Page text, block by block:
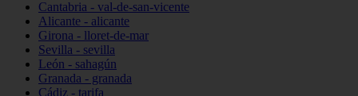
Cantabria - val-de-san-vicente
Alicante - alicante
Girona - lloret-de-mar
Sevilla - sevilla
León - sahagún
Granada - granada
Cádiz - tarifa